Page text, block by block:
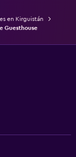
en Kirguistán
Guesthouse